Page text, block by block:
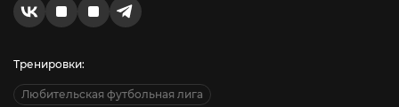
Тренировки:
Любительская футбольная лига